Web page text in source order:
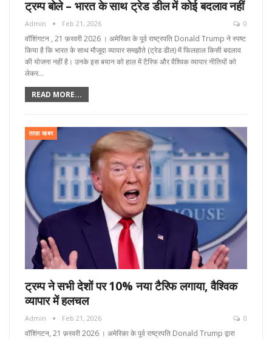
ट्रम्प बोले – भारत के साथ ट्रेड डील में कोई बदलाव नहीं
Admin Feb 21, 2026 0
वॉशिंगटन , 21 फ़रवरी 2026 । अमेरिका के पूर्व राष्ट्रपति Donald Trump ने स्पष्ट
किया है कि भारत के साथ मौजूदा व्यापार समझौते (ट्रेड डील) में फिलहाल किसी बदलाव
की योजना नहीं है। उनके इस बयान को हाल में टैरिफ और वैश्विक व्यापार नीतियों को
लेकर…
READ MORE...
ताज़ा खबर
ट्रम्प ने सभी देशों पर 10% नया टैरिफ लगाया, वैश्विक
व्यापार में हलचल
Admin Feb 21, 2026 0
वॉशिंगटन, 21 फ़रवरी 2026 । अमेरिका के पूर्व राष्ट्रपति Donald Trump द्वारा